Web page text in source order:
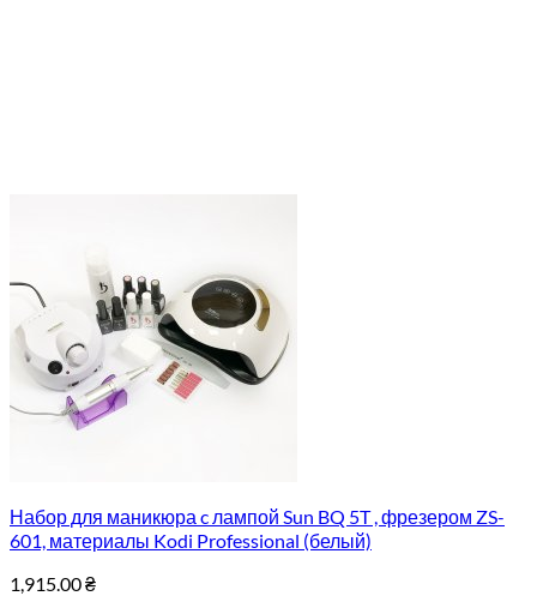
Набор для маникюра c лампой Sun BQ 5T , фрезером ZS-
601, материалы Kodi Professional (белый)
1,915.00₴